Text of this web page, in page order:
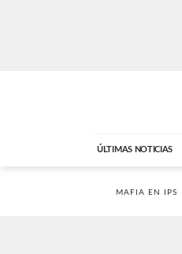
ÚLTIMAS NOTICIAS
MAFIA EN IPS